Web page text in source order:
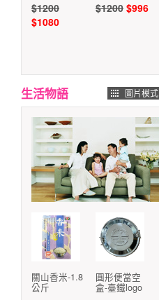
$1200
$1080
$1200 $996
生活物語 圖片模式
關山香米-1.8
公斤
圓形便當空
盒-臺鐵logo